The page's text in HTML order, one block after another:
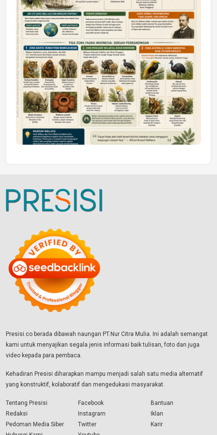
Presisi.co berada dibawah naungan PT.Nur Citra Mulia. Ini adalah semangat
kami untuk menyajikan segala jenis informasi baik tulisan, foto dan juga
video kepada para pembaca.
Kehadiran Presisi diharapkan mampu menjadi salah satu media alternatif
yang konstruktif, kolaboratif dan mengedukasi masyarakat.
Tentang Presisi
Redaksi
Pedoman Media Siber
Facebook
Instagram
Twitter
Bantuan
Iklan
Karir